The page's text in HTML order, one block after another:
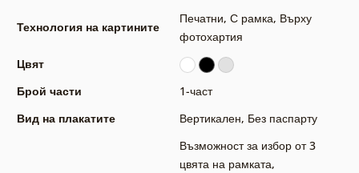
Технология на картините
Печатни, С рамка, Върху
фотохартия
Цвят
Брой части
1-част
Вид на плакатите
Вертикален, Без паспарту
Възможност за избор от 3
цвята на рамката,